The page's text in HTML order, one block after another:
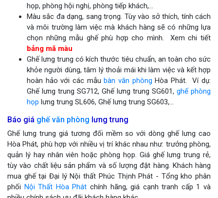
họp, phòng hội nghị, phòng tiếp khách,...
Màu sắc đa dạng, sang trọng. Tùy vào sở thích, tính cách
và môi trường làm việc mà khách hàng sẽ có những lựa
chọn những mẫu ghế phù hợp cho mình. Xem chi tiết
bảng mã màu
Ghế lưng trung có kích thước tiêu chuẩn, an toàn cho sức
khỏe người dùng, tâm lý thoải mái khi làm việc và kết hợp
hoàn hảo với các mẫubàn văn phòng Hòa Phát. Ví dụ:
Ghế lưng trung SG712, Ghế lưng trung SG601, ghế phòng
họp lưng trung SL606, Ghế lưng trung SG603,...
Báo giá ghế văn phòng lưng trung
Ghế lưng trung giá tương đối mềm so với dòng ghế lưng cao
Hòa Phát, phù hợp với nhiều vị trí khác nhau như: trưởng phòng,
quản lý hay nhân viên hoặc phòng họp. Giá ghế lưng trung rẻ,
tùy vào chất liệu sản phẩm và số lượng đặt hàng. Khách hàng
mua ghế tại Đại lý Nội thất Phúc Thịnh Phát - Tổng kho phân
phối Nội Thất Hòa Phát chính hãng, giá cạnh tranh cấp 1 và